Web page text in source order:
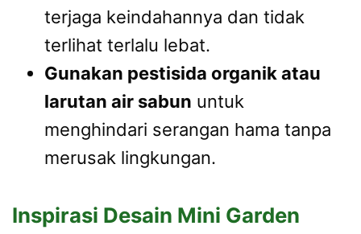
terjaga keindahannya dan tidak
terlihat terlalu lebat.
Gunakan pestisida organik atau
larutan air sabun untuk
menghindari serangan hama tanpa
merusak lingkungan.
Inspirasi Desain Mini Garden